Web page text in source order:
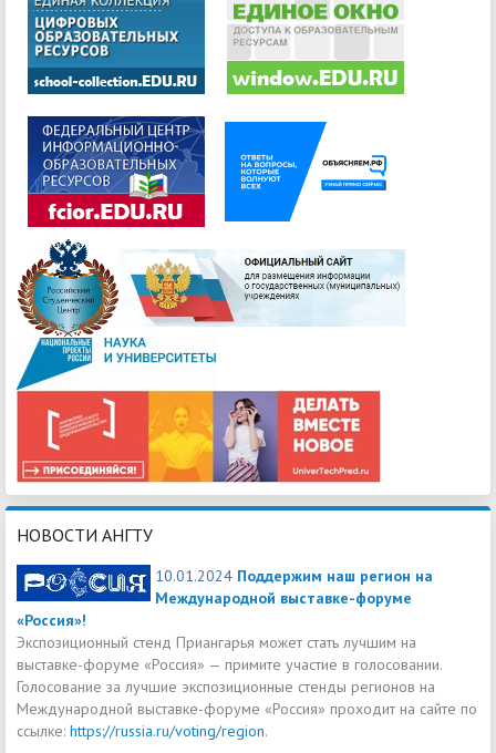
НОВОСТИ АНГТУ
10.01.2024 Поддержим наш регион на
Международной выставке-форуме
«Россия»!
Экспозиционный стенд Приангарья может стать лучшим на
выставке-форуме «Россия» — примите участие в голосовании.
Голосование за лучшие экспозиционные стенды регионов на
Международной выставке-форуме «Россия» проходит на сайте по
ссылке: https://russia.ru/voting/region.